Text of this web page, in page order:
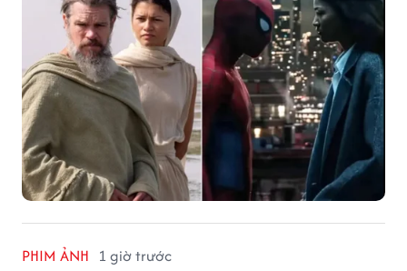
PHIM ẢNH 1 giờ trước